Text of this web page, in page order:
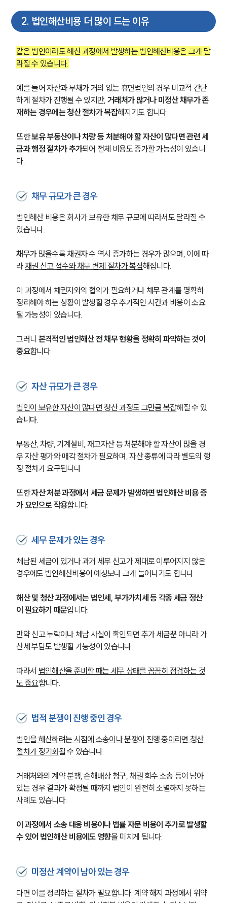
2. 법인해산비용 더 많이 드는 이유
같은 법인이라도 해산 과정에서 발생하는 법인해산비용은 크게 달
라질 수 있습니다.
예를 들어 자산과 부채가 거의 없는 휴면법인의 경우 비교적 간단
하게 절차가 진행될 수 있지만, 거래처가 많거나 미정산 채무가 존
재하는 경우에는 청산 절차가 복잡해지기도 합니다.
또한 보유 부동산이나 차량 등 처분해야 할 자산이 많다면 관련 세
금과 행정 절차가 추가되어 전체 비용도 증가할 가능성이 있습니
다.
채무 규모가 큰 경우
법인해산 비용은 회사가 보유한 채무 규모에 따라서도 달라질 수
있습니다.
채무가 많을수록 채권자 수 역시 증가하는 경우가 많으며, 이에 따
라 채권 신고 접수와 채무 변제 절차가 복잡해집니다.
이 과정에서 채권자와의 협의가 필요하거나 채무 관계를 명확히
정리해야 하는 상황이 발생할 경우 추가적인 시간과 비용이 소요
될 가능성이 있습니다.
그러니 본격적인 법인해산 전 채무 현황을 정확히 파악하는 것이
중요합니다.
자산 규모가 큰 경우
법인이 보유한 자산이 많다면 청산 과정도 그만큼 복잡해질 수 있
습니다.
부동산, 차량, 기계설비, 재고자산 등 처분해야 할 자산이 많을 경
우 자산 평가와 매각 절차가 필요하며, 자산 종류에 따라 별도의 행
정 절차가 요구됩니다.
또한 자산 처분 과정에서 세금 문제가 발생하면 법인해산 비용 증
가 요인으로 작용합니다.
세무 문제가 있는 경우
체납된 세금이 있거나 과거 세무 신고가 제대로 이루어지지 않은
경우에도 법인해산비용이 예상보다 크게 늘어나기도 합니다.
해산 및 청산 과정에서는 법인세, 부가가치세 등 각종 세금 정산
이 필요하기 때문입니다.
만약 신고 누락이나 체납 사실이 확인되면 추가 세금뿐 아니라 가
산세 부담도 발생할 가능성이 있습니다.
따라서 법인해산을 준비할 때는 세무 상태를 꼼꼼히 점검하는 것
도 중요합니다.
법적 분쟁이 진행 중인 경우
법인을 해산하려는 시점에 소송이나 분쟁이 진행 중이라면 청산
절차가 장기화될 수 있습니다.
거래처와의 계약 분쟁, 손해배상 청구, 채권 회수 소송 등이 남아
있는 경우 결과가 확정될 때까지 법인이 완전히 소멸하지 못하는
사례도 있습니다.
이 과정에서 소송 대응 비용이나 법률 자문 비용이 추가로 발생할
수 있어 법인해산 비용에도 영향을 미치게 됩니다.
미정산 계약이 남아 있는 경우
다면 이를 정리하는 절차가 필요합니다. 계약 해지 과정에서 위약